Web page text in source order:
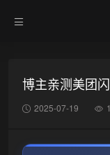
博主亲测美团
2025-07-19